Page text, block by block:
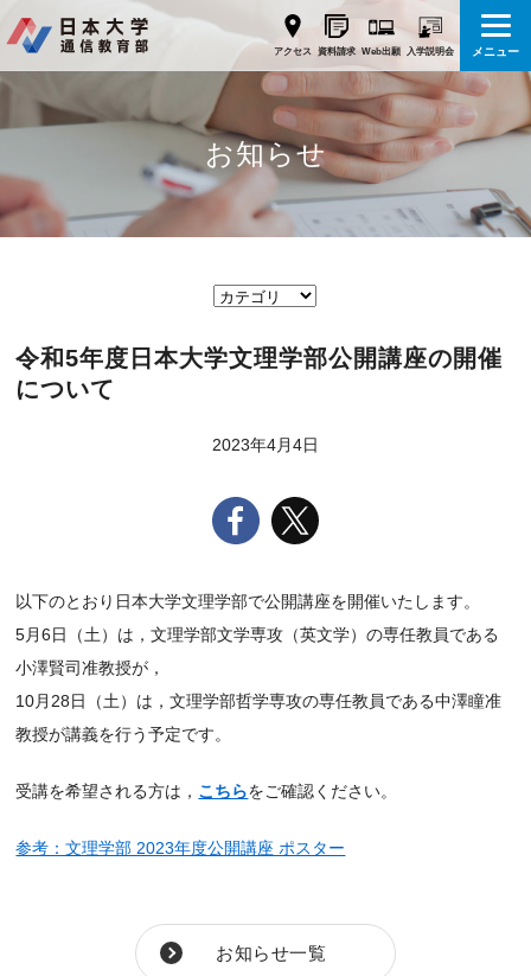
アクセス 資料請求 Web出願 入学説明会 メニュー
お知らせ
令和5年度日本大学文理学部公開講座の開催
について
2023年4月4日
以下のとおり日本大学文理学部で公開講座を開催いたします。
5月6日（土）は，文理学部文学専攻（英文学）の専任教員である
小澤賢司准教授が，
10月28日（土）は，文理学部哲学専攻の専任教員である中澤瞳准
教授が講義を行う予定です。
受講を希望される方は， こちらをご確認ください。
参考：文理学部 2023年度公開講座 ポスター
お知らせ一覧